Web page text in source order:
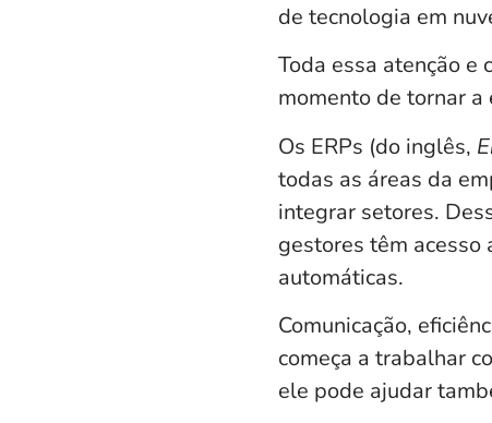
de tecnologia em
Toda essa atenção e
momento de tornar
Os ERPs (do inglês,
todas as áreas da
integrar setores.
gestores têm acesso
automáticas.
Comunicação,
começa a trabalhar
ele pode ajudar